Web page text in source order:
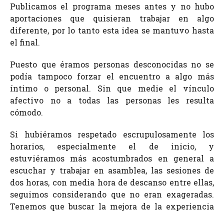
Publicamos el programa meses antes y no hubo
aportaciones que quisieran trabajar en algo
diferente, por lo tanto esta idea se mantuvo hasta
el final.
Puesto que éramos personas desconocidas no se
podía tampoco forzar el encuentro a algo más
íntimo o personal. Sin que medie el vínculo
afectivo no a todas las personas les resulta
cómodo.
Si hubiéramos respetado escrupulosamente los
horarios, especialmente el de inicio, y
estuviéramos más acostumbrados en general a
escuchar y trabajar en asamblea, las sesiones de
dos horas, con media hora de descanso entre ellas,
seguimos considerando que no eran exageradas.
Tenemos que buscar la mejora de la experiencia